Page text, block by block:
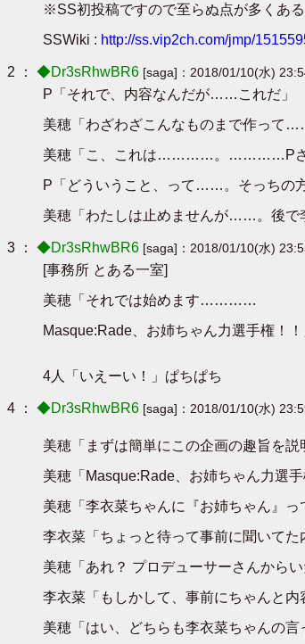
※SS初投稿ですので至らぬ点が多くあ
SSWiki : http://ss.vip2ch.com/jmp/
2 ： ◆Dr3sRhwBR6 [saga]：2018/01/10(水)
P「それで、内容なんだが……これだ」
美穂「わざわざこんなものまで作って
美穂「こ、これは…………。…………Pさん
P「どういうこと、って……。そっちの
美穂「わたしは止めませんが……。後で
3 ： ◆Dr3sRhwBR6 [saga]：2018/01/10(水)
[事務所 とある一室]
美穂「それでは始めます…………
Masque:Rade、お姉ちゃん力選手権！！
4人「いえーい！」ぱちぱち
4 ： ◆Dr3sRhwBR6 [saga]：2018/01/10(水)
美穂「まずは簡単にこの企画の趣旨を説
美穂「Masque:Rade、お姉ちゃん力選手
美穂「李衣菜ちゃんに『お姉ちゃん』
李衣菜「ちょっと待って事前に聞いてた
美穂「あれ？ プロデューサーさんから
李衣菜「もしかして、事前にちゃんと
美穂「はい、どちらも李衣菜ちゃんの